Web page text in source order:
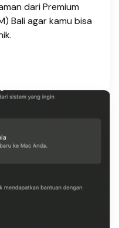
dari Premium
Bali agar kamu bisa